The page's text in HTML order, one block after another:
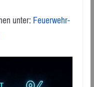
unter:Feuerwehr-